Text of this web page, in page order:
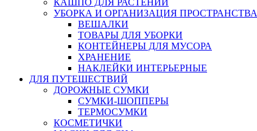
КАШПО ДЛЯ РАСТЕНИЙ
УБОРКА И ОРГАНИЗАЦИЯ ПРОСТРАНСТВА
ВЕШАЛКИ
ТОВАРЫ ДЛЯ УБОРКИ
КОНТЕЙНЕРЫ ДЛЯ МУСОРА
ХРАНЕНИЕ
НАКЛЕЙКИ ИНТЕРЬЕРНЫЕ
ДЛЯ ПУТЕШЕСТВИЙ
ДОРОЖНЫЕ СУМКИ
СУМКИ-ШОППЕРЫ
ТЕРМОСУМКИ
КОСМЕТИЧКИ